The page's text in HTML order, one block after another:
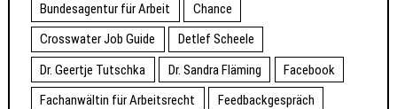
Bundesagentur für Arbeit
Chance
Crosswater Job Guide
Detlef Scheele
Dr. Geertje Tutschka
Dr. Sandra Fläming
Facebook
Fachanwältin für Arbeitsrecht
Feedbackgespräch